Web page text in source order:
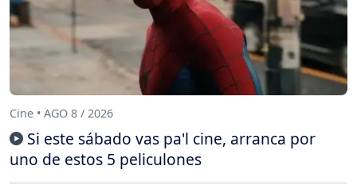
Cine • AGO 8 / 2026
Si este sábado vas pa'l cine, arranca por
uno de estos 5 peliculones